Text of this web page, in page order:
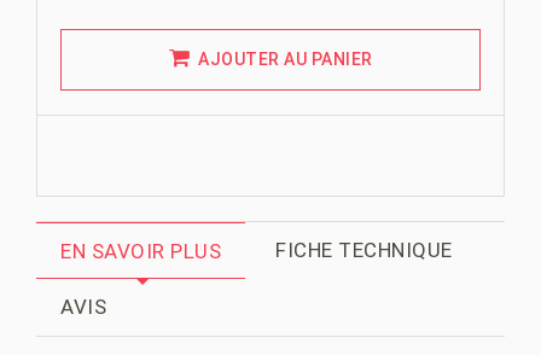
AJOUTER AU PANIER
EN SAVOIR PLUS FICHE TECHNIQUE
AVIS